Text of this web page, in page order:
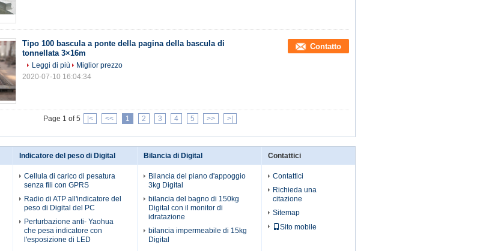
Tipo 100 bascula a ponte della pagina della bascula di
tonnellata 3×16m
Contatto
Leggi di più
Miglior prezzo
2020-07-10 16:04:34
Page 1 of 5 |< << 1 2 3 4 5 >> >|
Indicatore del peso di Digital
Cellula di carico di pesatura
senza fili con GPRS
Radio di ATP all'indicatore del
peso di Digital del PC
Perturbazione anti- Yaohua
che pesa indicatore con
l'esposizione di LED
Bilancia di Digital
Bilancia del piano d'appoggio
3kg Digital
bilancia del bagno di 150kg
Digital con il monitor di
idratazione
bilancia impermeabile di 15kg
Digital
Contattici
Contattici
Richieda una
citazione
Sitemap
Sito mobile